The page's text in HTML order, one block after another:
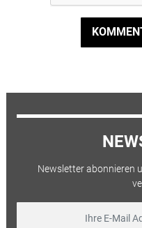
Newsletter abonnieren